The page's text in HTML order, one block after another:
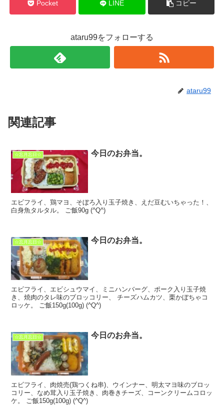
Pocket LINE コピー
ataru99をフォローする
ataru99
関連記事
☆忘月忘日☆ 今日のお弁当。
エビフライ、鶏マヨ、そぼろ入り玉子焼き、えだ豆むいちゃった！、
白身魚タルタル。 ご飯90g (^Q^)
☆忘月忘日☆ 今日のお弁当。
エビフライ、エビシュウマイ、ミニハンバーグ、ポーク入り玉子焼
き、焼肉のタレ味のブロッコリー、 チーズハムカツ、栗かぼちゃコ
ロッケ。 ご飯150g(100g) (^Q^)
☆忘月忘日☆ 今日のお弁当。
エビフライ、肉焼売(鶏つくね串)、ウインナー、明太マヨ味のブロッ
コリー、なめ茸入り玉子焼き、肉巻きチーズ、コーンクリームコロッ
ケ。 ご飯150g(100g) (^Q^)